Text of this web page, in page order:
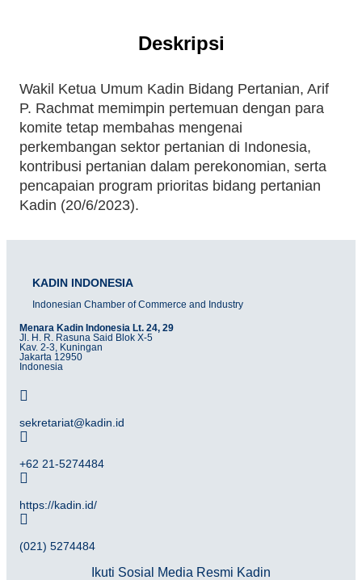
Deskripsi
Wakil Ketua Umum Kadin Bidang Pertanian, Arif
P. Rachmat memimpin pertemuan dengan para
komite tetap membahas mengenai
perkembangan sektor pertanian di Indonesia,
kontribusi pertanian dalam perekonomian, serta
pencapaian program prioritas bidang pertanian
Kadin (20/6/2023).
KADIN INDONESIA
Indonesian Chamber of Commerce and Industry
Menara Kadin Indonesia Lt. 24, 29
Jl. H. R. Rasuna Said Blok X-5
Kav. 2-3, Kuningan
Jakarta 12950
Indonesia
sekretariat@kadin.id
+62 21-5274484
https://kadin.id/
(021) 5274484
Ikuti Sosial Media Resmi Kadin